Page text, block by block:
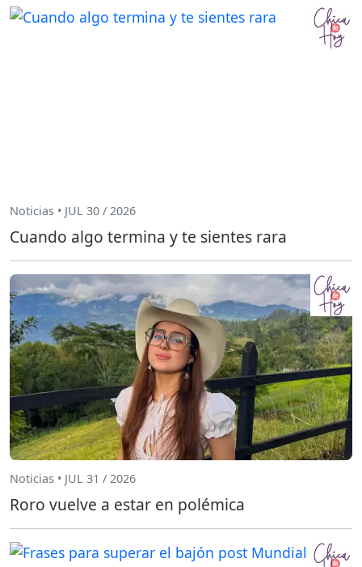
Noticias • JUL 30 / 2026
Cuando algo termina y te sientes rara
Noticias • JUL 31 / 2026
Roro vuelve a estar en polémica